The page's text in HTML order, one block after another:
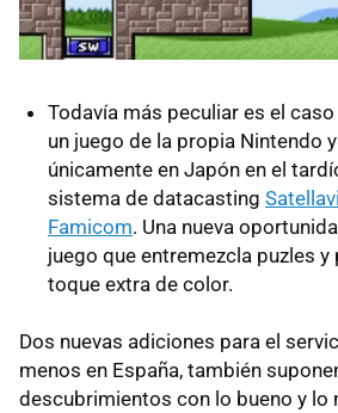
Todavía más peculiar es el
un juego de la propia Nintendo
únicamente en Japón en el
sistema de datacasting
Famicom. Una nueva
juego que entremezcla puzles
toque extra de color.
Dos nuevas adiciones para el
menos en España, también
descubrimientos con lo bueno y lo